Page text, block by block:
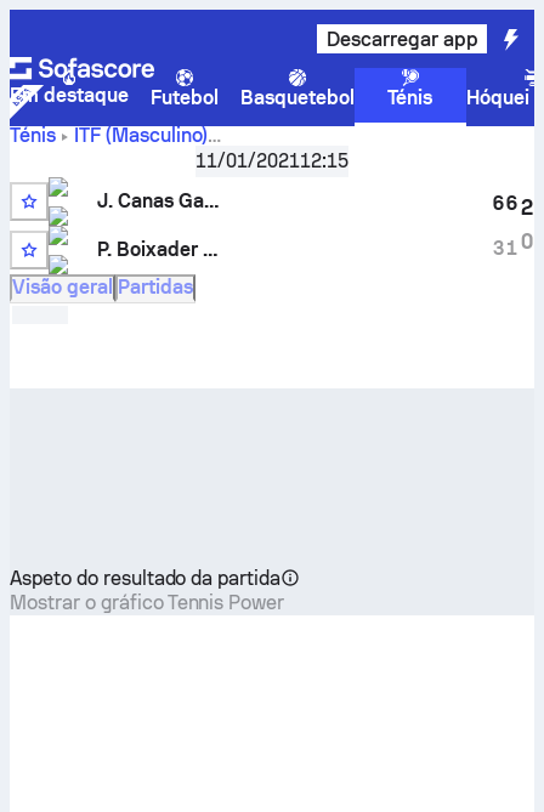
Descarregar app
Em destaque Futebol Basquetebol Ténis
Hóquei
Ténis
ITF (Masculino)
Manacor, Singles Qualifying M-ITF-ESP-02A
J. Canas Garcia
direto e resultados dos confrontos diretos
11/01/202112:15
J. Canas Garcia
P. Boixader Roca
6
3
6
1
2
0
Visão geral Partidas
Aspeto do resultado da partida
Mostrar o gráfico Tennis Power